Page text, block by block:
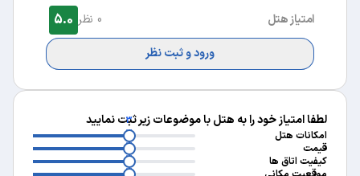
امتیاز هتل 0 نظر 5.0
ورود و ثبت نظر
لطفا امتیاز خود را به هتل با موضوعات زیر ثبت نمایید
امکانات هتل
3
قیمت
3
کیفیت اتاق ها
3
3
3